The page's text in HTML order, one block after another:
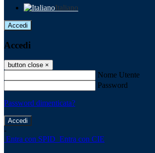
Italiano
Accedi
Accedi
button close ×
Nome Utente
Password
Password dimenticata?
-
Entra con SPID Entra con CIE